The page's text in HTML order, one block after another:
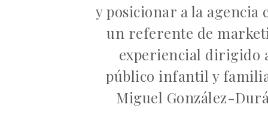
y posicionar a la agencia
un referente de
experiencial dirigido
público infantil y
Miguel González-